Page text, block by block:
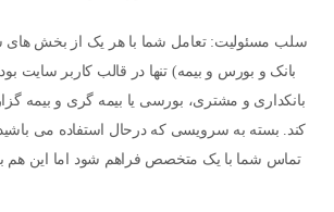
سلب مسئولیت: تعامل شما با هر یک از بخش های
بانک و بورس و بیمه) تنها در قالب کاربر سایت
بانکداری و مشتری، بورسی یا بیمه گری و بیمه
کند. بسته به سرویسی که درحال استفاده می
تماس شما با یک متخصص فراهم شود اما این هم به